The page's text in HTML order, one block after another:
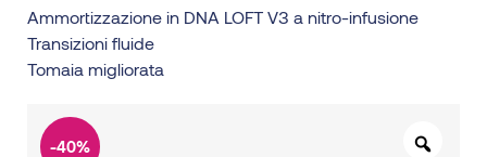
Ammortizzazione in DNA LOFT V3 a nitro-infusione
Transizioni fluide
Tomaia migliorata
-40%